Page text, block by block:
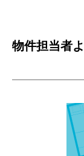
物件担当者